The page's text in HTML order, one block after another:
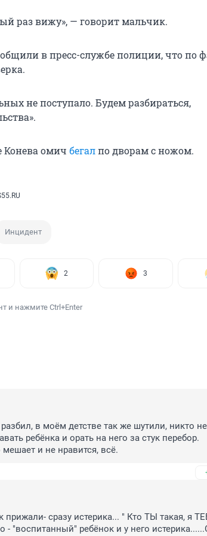
раз вижу», — говорит мальчик.
в пресс-службе полиции, что по
не поступало. Будем разбираться,
Конева омич бегалпо дворам с ножом.
Инцидент
2 3
и нажмите Ctrl+Enter
в моём детстве так же шутили, никто
ребёнка и орать на него за стук перебор.
и не нравится, всё.
прижали- сразу истерика... " Кто ТЫ такая, я
- "воспитанный" ребёнок и у него